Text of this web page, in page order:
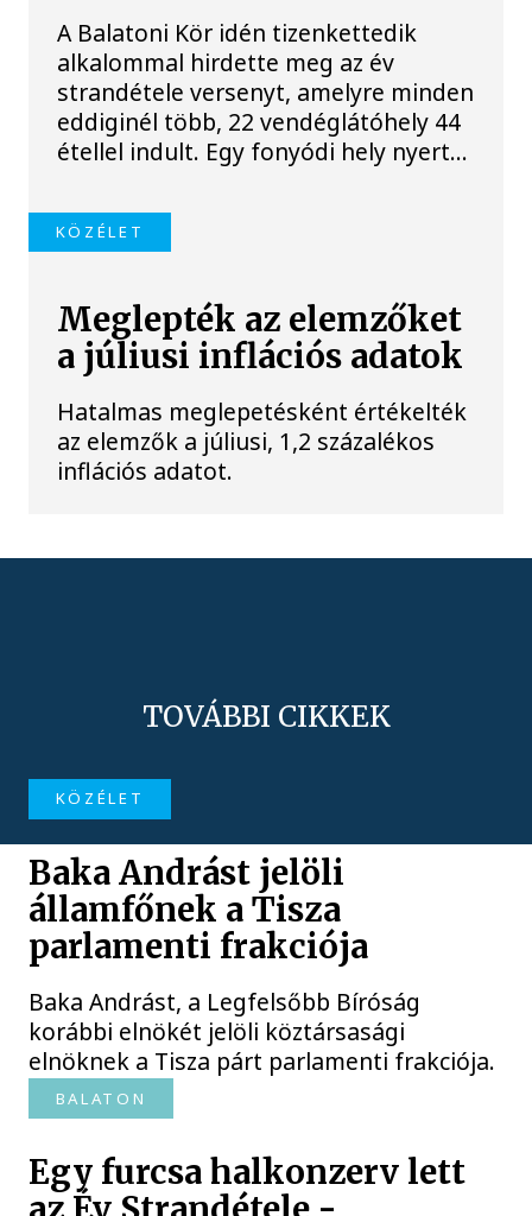
A Balatoni Kör idén tizenkettedik
alkalommal hirdette meg az év
strandétele versenyt, amelyre minden
eddiginél több, 22 vendéglátóhely 44
étellel indult. Egy fonyódi hely nyert...
KÖZÉLET
Meglepték az elemzőket
a júliusi inflációs adatok
Hatalmas meglepetésként értékelték
az elemzők a júliusi, 1,2 százalékos
inflációs adatot.
TOVÁBBI CIKKEK
KÖZÉLET
Baka Andrást jelöli
államfőnek a Tisza
parlamenti frakciója
Baka Andrást, a Legfelsőbb Bíróság
korábbi elnökét jelöli köztársasági
elnöknek a Tisza párt parlamenti frakciója.
BALATON
Egy furcsa halkonzerv lett